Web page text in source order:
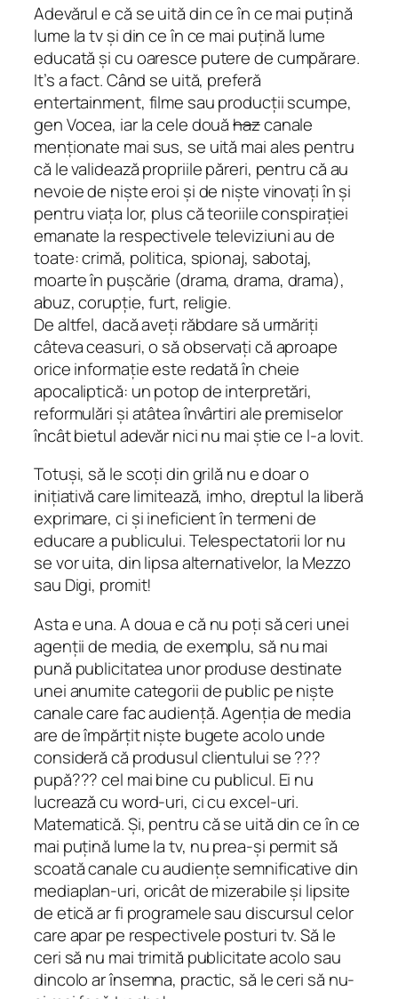
Adevărul e că se uită din ce în ce mai puțină
lume la tv și din ce în ce mai puțină lume
educată și cu oaresce putere de cumpărare.
It’s a fact. Când se uită, preferă
entertainment, filme sau producții scumpe,
gen Vocea, iar la cele douăhazcanale
menționate mai sus, se uită mai ales pentru
că le validează propriile păreri, pentru că au
nevoie de niște eroi și de niște vinovați în și
pentru viața lor, plus că teoriile conspirației
emanate la respectivele televiziuni au de
toate: crimă, politica, spionaj, sabotaj,
moarte în pușcărie (drama, drama, drama),
abuz, corupție, furt, religie.
De altfel, dacă aveți răbdare să urmăriți
câteva ceasuri, o să observați că aproape
orice informație este redată în cheie
apocaliptică: un potop de interpretări,
reformulări și atâtea învârtiri ale premiselor
încât bietul adevăr nici nu mai știe ce l-a lovit.
Totuși, să le scoți din grilă nu e doar o
inițiativă care limitează, imho, dreptul la liberă
exprimare, ci și ineficient în termeni de
educare a publicului. Telespectatorii lor nu
se vor uita, din lipsa alternativelor, la Mezzo
sau Digi, promit!
Asta e una. A doua e că nu poți să ceri unei
agenții de media, de exemplu, să nu mai
pună publicitatea unor produse destinate
unei anumite categorii de public pe niște
canale care fac audiență. Agenția de media
are de împărțit niște bugete acolo unde
consideră că produsul clientului se ???
pupă??? cel mai bine cu publicul. Ei nu
lucrează cu word-uri, ci cu excel-uri.
Matematică. Și, pentru că se uită din ce în ce
mai puțină lume la tv, nu prea-și permit să
scoată canale cu audiențe semnificative din
mediaplan-uri, oricât de mizerabile și lipsite
de etică ar fi programele sau discursul celor
care apar pe respectivele posturi tv. Să le
ceri să nu mai trimită publicitate acolo sau
dincolo ar însemna, practic, să le ceri să nu-